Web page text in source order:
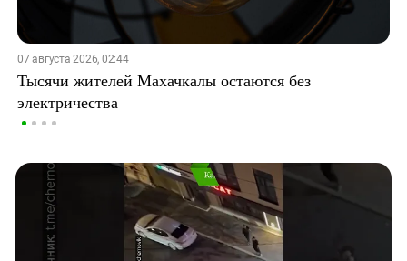
07 августа 2026, 02:44
Тысячи жителей Махачкалы остаются без
электричества